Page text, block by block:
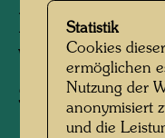
Wagner-
Statistik
Cookies
ermöglichen
Nutzung der
anonymisiert
und die